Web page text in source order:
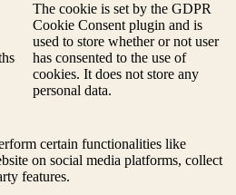
The cookie is set by the GDPR
Cookie Consent plugin and is
used to store whether or not user
has consented to the use of
cookies. It does not store any
personal data.
certain functionalities like
on social media platforms, collect
features.